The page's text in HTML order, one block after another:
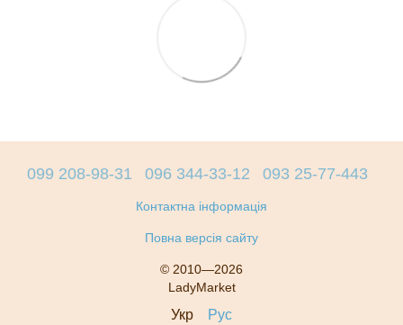
099 208-98-31 096 344-33-12 093 25-77-443
Контактна інформація
Повна версія сайту
© 2010—2026
LadyMarket
Укр Рус